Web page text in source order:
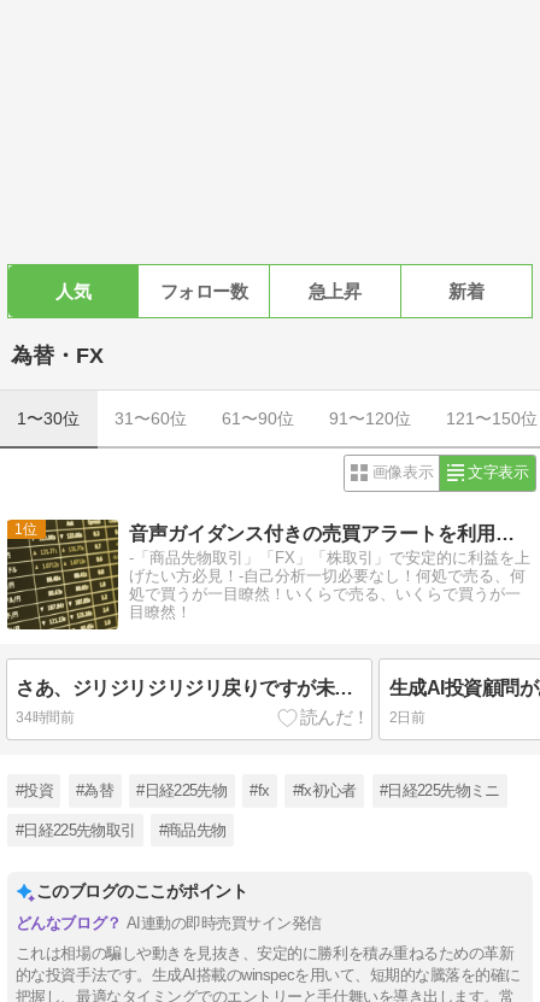
人気 フォロー数 急上昇 新着
為替・FX
1〜30位 31〜60位 61〜90位 91〜120位 121〜150位
画像表示 文字表示
1 音声ガイダンス付きの売買アラートを利用して楽々トレード！
-「商品先物取引」「FX」「株取引」で安定的に利益を上
げたい方必見！-自己分析一切必要なし！何処で売る、何
処で買うが一目瞭然！いくらで売る、いくらで買うが一
目瞭然！
さあ、ジリジリジリジリ戻りですが未だ円高の流れは変わらなさそうです！生成AIでガンガン稼ごう！
34時間前 2日前
#投資 #為替 #日経225先物 #fx #fx初心者 #日経225先物ミニ
#日経225先物取引 #商品先物
このブログのここがポイント
AI連動の即時売買サイン発信
これは相場の騙しや動きを見抜き、安定的に勝利を積み重ねるための革新
的な投資手法です。生成AI搭載のwinspecを用いて、短期的な騰落を的確に
把握し、最適なタイミングでのエントリーと手仕舞いを導き出します。常